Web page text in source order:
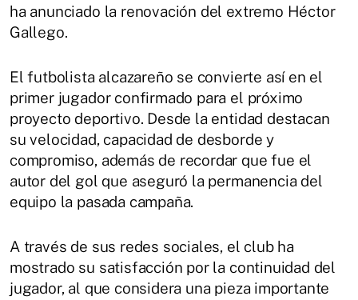
ha anunciado la renovación del extremo Héctor
Gallego.
El futbolista alcazareño se convierte así en el
primer jugador confirmado para el próximo
proyecto deportivo. Desde la entidad destacan
su velocidad, capacidad de desborde y
compromiso, además de recordar que fue el
autor del gol que aseguró la permanencia del
equipo la pasada campaña.
A través de sus redes sociales, el club ha
mostrado su satisfacción por la continuidad del
jugador, al que considera una pieza importante